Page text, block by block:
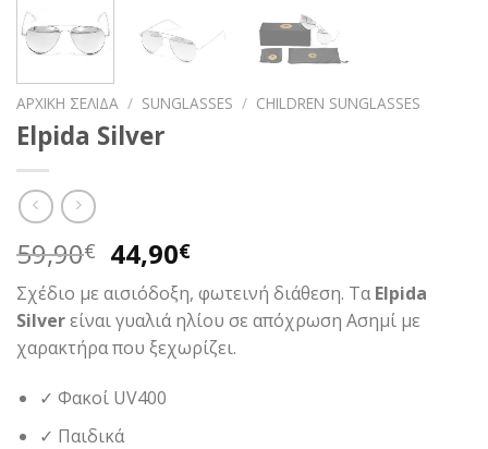
ΑΡΧΙΚΉ ΣΕΛΊΔΑ / SUNGLASSES / CHILDREN SUNGLASSES
Elpida Silver
59,90€ Original
price
was:
59,90€.
44,90€Η
τρέχουσα
τιμή
είναι:
44,90€.
Σχέδιο με αισιόδοξη, φωτεινή διάθεση. ΤαElpida
Silverείναι γυαλιά ηλίου σε απόχρωση Ασημί με
χαρακτήρα που ξεχωρίζει.
✓ Φακοί UV400
✓ Παιδικά